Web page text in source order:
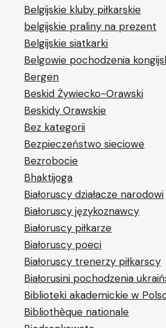
Belgijskie kluby piłkarskie
belgijskie praliny na prezent
Belgijskie siatkarki
Belgowie pochodzenia
Bergen
Beskid Żywiecko-Orawski
Beskidy Orawskie
Bez kategorii
Bezpieczeństwo sieciowe
Bezrobocie
Bhaktijoga
Białoruscy działacze narodowi
Białoruscy językoznawcy
Białoruscy piłkarze
Białoruscy poeci
Białoruscy trenerzy piłkarscy
Białorusini pochodzenia
Biblioteki akademickie w
Bibliothèque nationale